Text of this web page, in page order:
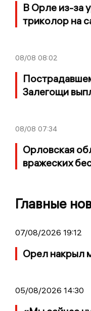
В Орле из-за
триколор на
08/08 08:02
Залегощи
08/08 07:34
Орловская
вражеских
Главные
07/08/2026 19:12
Орел накрыл
05/08/2026 14:30